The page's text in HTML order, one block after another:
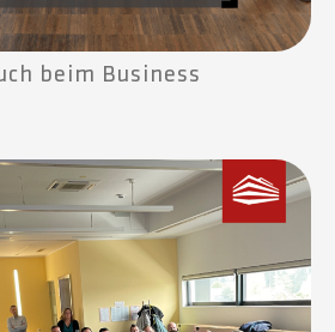
beim Business